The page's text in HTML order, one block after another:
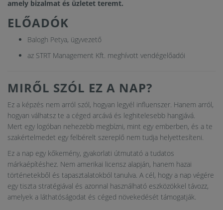
amely bizalmat és üzletet teremt.
ELŐADÓK
Balogh Petya, ügyvezető
az STRT Management Kft. meghívott vendégelőadói
MIRŐL SZÓL EZ A NAP?
Ez a képzés nem arról szól, hogyan legyél influenszer. Hanem arról,
hogyan válhatsz te a céged arcává és leghitelesebb hangjává.
Mert egy logóban nehezebb megbízni, mint egy emberben, és a te
szakértelmedet egy felbérelt szereplő nem tudja helyettesíteni.
Ez a nap egy kőkemény, gyakorlati útmutató a tudatos
márkaépítéshez. Nem amerikai licensz alapján, hanem hazai
történetekből és tapasztalatokból tanulva. A cél, hogy a nap végére
egy tiszta stratégiával és azonnal használható eszközökkel távozz,
amelyek a láthatóságodat és céged növekedését támogatják.